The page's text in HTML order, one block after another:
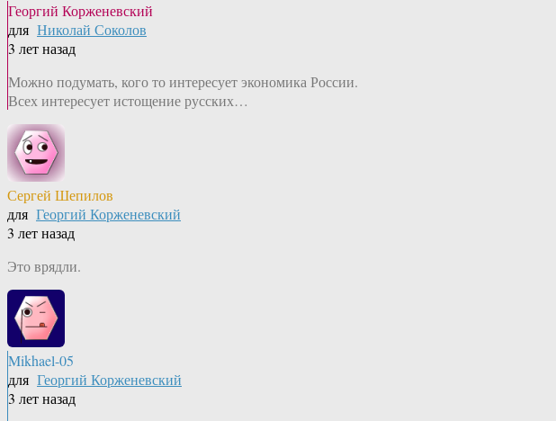
Георгий Корженевский
для Николай Соколов
3 лет назад
Можно подумать, кого то интересует экономика России.
Всех интересует истощение русских…
Сергей Шепилов
для Георгий Корженевский
3 лет назад
Это врядли.
Mikhael-05
для Георгий Корженевский
3 лет назад